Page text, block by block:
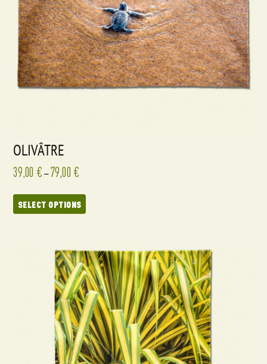
OLIVÂTRE
39,00 € –79,00 €
SELECT OPTIONS